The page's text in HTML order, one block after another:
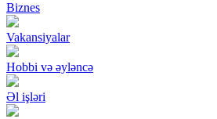
Biznes
Vakansiyalar
Hobbi və əyləncə
Əl işləri